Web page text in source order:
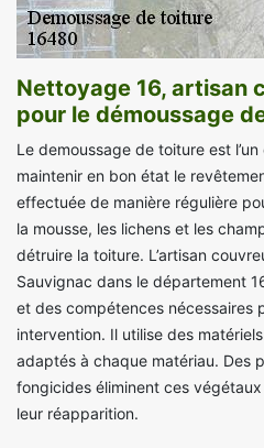
Nettoyage 16, artisan
pour le démoussage
Le demoussage de toiture est
maintenir en bon état le
effectuée de manière régulière
la mousse, les lichens et les
détruire la toiture. L’artisan
Sauvignac dans le département
et des compétences nécessaires
intervention. Il utilise des
adaptés à chaque matériau. Des
fongicides éliminent ces
leur réapparition.